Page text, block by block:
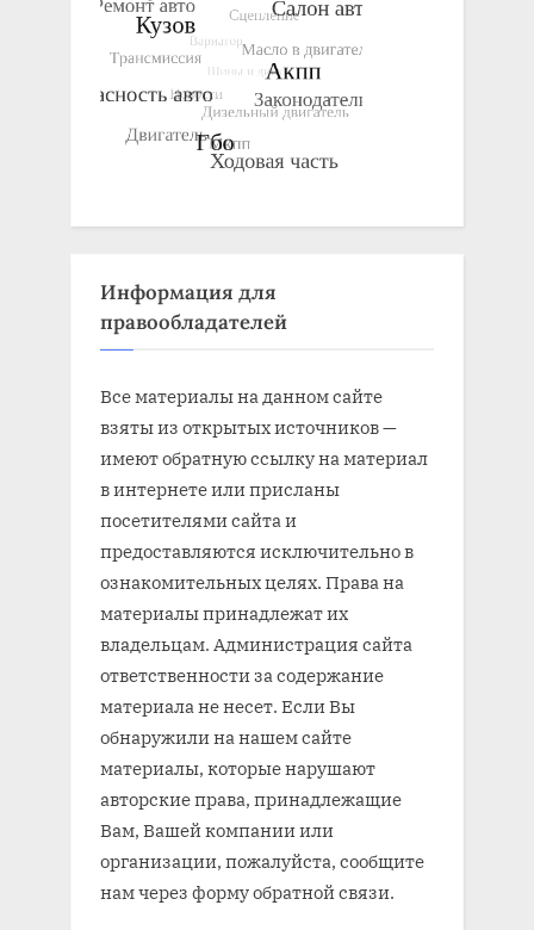
Информация для
правообладателей
Все материалы на данном сайте
взяты из открытых источников —
имеют обратную ссылку на материал
в интернете или присланы
посетителями сайта и
предоставляются исключительно в
ознакомительных целях. Права на
материалы принадлежат их
владельцам. Администрация сайта
ответственности за содержание
материала не несет. Если Вы
обнаружили на нашем сайте
материалы, которые нарушают
авторские права, принадлежащие
Вам, Вашей компании или
организации, пожалуйста, сообщите
нам через форму обратной связи.